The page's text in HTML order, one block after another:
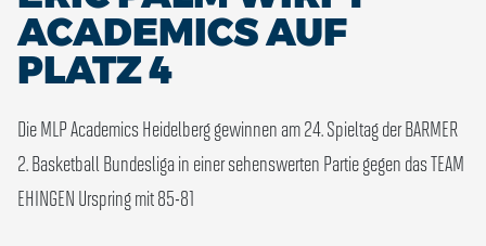
ACADEMICS AUF
PLATZ 4
Die MLP Academics Heidelberg gewinnen am 24. Spieltag der BARMER
2. Basketball Bundesliga in einer sehenswerten Partie gegen das TEAM
EHINGEN Urspring mit 85-81